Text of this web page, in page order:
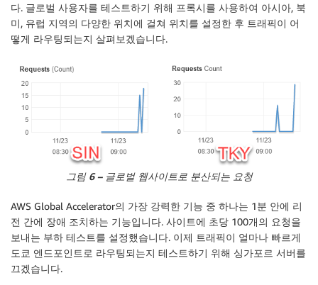
다. 글로벌 사용자를 테스트하기 위해 프록시를 사용하여 아시아, 북
미, 유럽 지역의 다양한 위치에 걸쳐 위치를 설정한 후 트래픽이 어
떻게 라우팅되는지 살펴보겠습니다.
그림 6 – 글로벌 웹사이트로 분산되는 요청
AWS Global Accelerator의 가장 강력한 기능 중 하나는 1분 안에 리
전 간에 장애 조치하는 기능입니다. 사이트에 초당 100개의 요청을
보내는 부하 테스트를 설정했습니다. 이제 트래픽이 얼마나 빠르게
도쿄 엔드포인트로 라우팅되는지 테스트하기 위해 싱가포르 서버를
끄겠습니다.